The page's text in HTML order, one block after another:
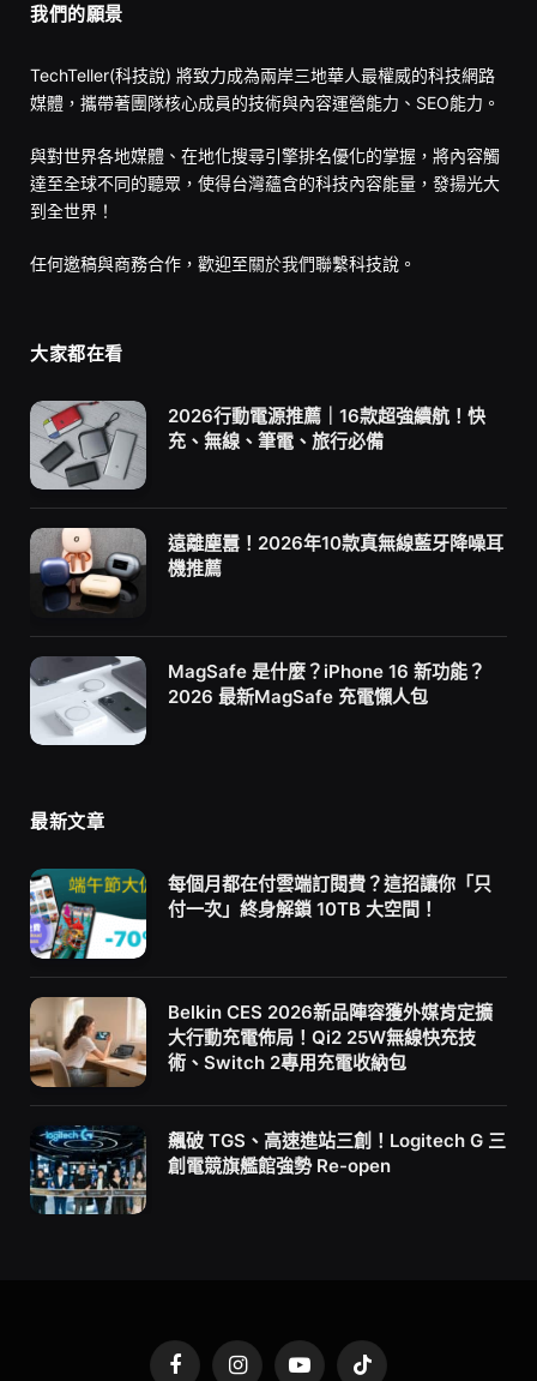
我們的願景
TechTeller(科技說) 將致力成為兩岸三地華人最權威的科技網路
媒體，攜帶著團隊核心成員的技術與內容運營能力、SEO能力。
與對世界各地媒體、在地化搜尋引擎排名優化的掌握，將內容觸
達至全球不同的聽眾，使得台灣蘊含的科技內容能量，發揚光大
到全世界！
任何邀稿與商務合作，歡迎至關於我們聯繫科技說。
大家都在看
2026行動電源推薦｜16款超強續航！快
充、無線、筆電、旅行必備
遠離塵囂！2026年10款真無線藍牙降噪耳
機推薦
MagSafe 是什麼？iPhone 16 新功能？
2026 最新MagSafe 充電懶人包
最新文章
每個月都在付雲端訂閱費？這招讓你「只
付一次」終身解鎖 10TB 大空間！
Belkin CES 2026新品陣容獲外媒肯定擴
大行動充電佈局！Qi2 25W無線快充技
術、Switch 2專用充電收納包
飆破 TGS、高速進站三創！Logitech G 三
創電競旗艦館強勢 Re-open
FacebookInstagramYouTubeTikTok